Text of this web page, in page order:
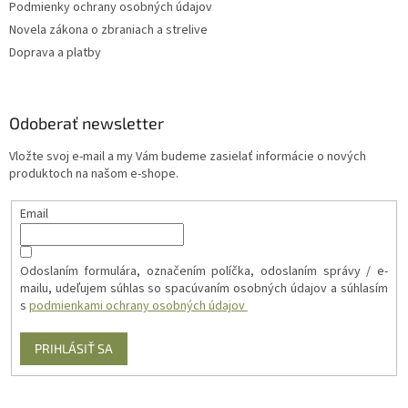
Podmienky ochrany osobných údajov
Novela zákona o zbraniach a strelive
Doprava a platby
Odoberať newsletter
Vložte svoj e-mail a my Vám budeme zasielať informácie o nových
produktoch na našom e-shope.
Email
Odoslaním formulára, označením políčka, odoslaním správy / e-
mailu, udeľujem súhlas so spacúvaním osobných údajov a súhlasím
s podmienkami ochrany osobných údajov
PRIHLÁSIŤ SA